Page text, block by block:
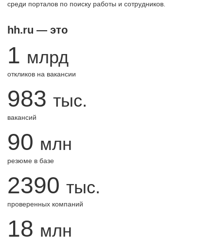
среди порталов по поиску работы и сотрудников.
hh.ru — это
1 млрд
откликов на вакансии
983 тыс.
вакансий
90 млн
резюме в базе
2390 тыс.
проверенных компаний
18 млн